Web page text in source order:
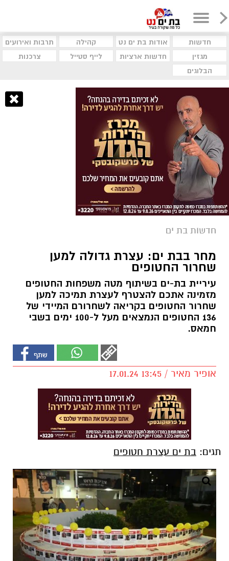
חדשות אודות בת ים נט קהילה
תרבות ואירועים
מגזין
חדשות ארציות לייף סטייל
צרכנות
הבלוגים
חדשות בת ים
מחר בבת ים: עצרת גדולה למען
שחרור החטופים
עיריית בת-ים בשיתוף מטה משפחות החטופים
מזמינה אתכם להצטרף לעצרת תמיכה למען
שחרור החטופים בקריאה לשחרורם המיידי של
136 החטופים הנמצאים מעל ל-100 ימים בשבי
חמאס.
אופיר מאיר / 13:45 17.01.24
תגים: בת ים עצרת חטופים